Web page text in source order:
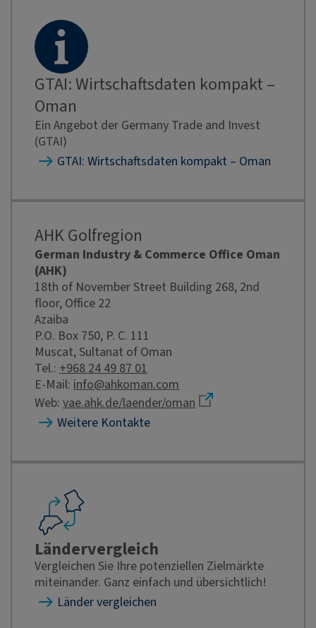
GTAI: Wirtschaftsdaten kompakt –
Oman
Ein Angebot der Germany Trade and Invest
(GTAI)
GTAI: Wirtschaftsdaten kompakt – Oman
AHK Golfregion
German Industry & Commerce Office Oman
(AHK)
18th of November Street Building 268, 2nd
floor, Office 22
Azaiba
P.O. Box 750, P. C. 111
Muscat, Sultanat of Oman
Tel.: +968 24 49 87 01
E-Mail: info@ahkoman.com
Web: vae.ahk.de/laender/oman
Weitere Kontakte
Ländervergleich
Vergleichen Sie Ihre potenziellen Zielmärkte
miteinander. Ganz einfach und übersichtlich!
Länder vergleichen